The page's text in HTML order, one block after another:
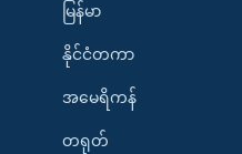
မြန်မာ
နိုင်ငံတကာ
အမေရိကန်
တရုတ်